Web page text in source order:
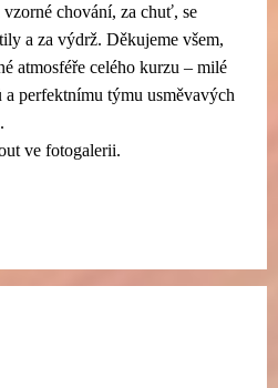
chování, za chuť, se
a za výdrž. Děkujeme všem,
atmosféře celého kurzu – milé
a perfektnímu týmu usměvavých
ve fotogalerii.